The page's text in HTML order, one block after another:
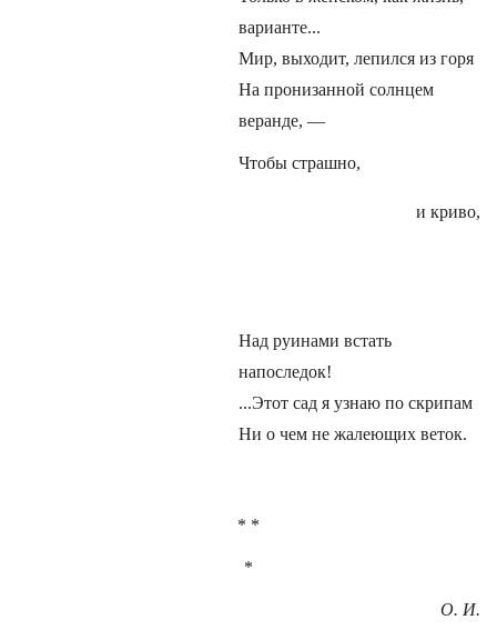
варианте...
Мир, выходит, лепился из горя
На пронизанной солнцем
веранде, —
Чтобы страшно,
и криво,
Над руинами встать
напоследок!
...Этот сад я узнаю по скрипам
Ни о чем не жалеющих веток.
* *
*
О. И.